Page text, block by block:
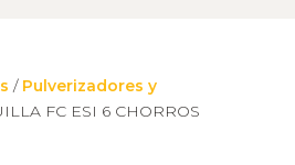
/ Pulverizadores y
FC ESI 6 CHORROS